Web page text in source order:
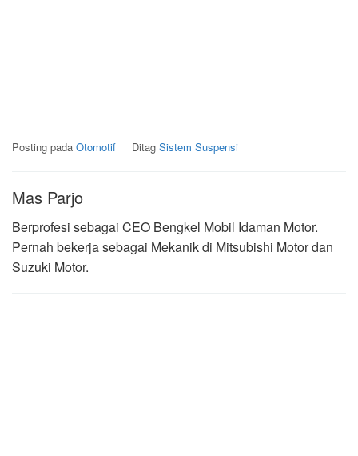
Posting pada Otomotif Ditag Sistem Suspensi
Mas Parjo
Berprofesi sebagai CEO Bengkel Mobil Idaman Motor.
Pernah bekerja sebagai Mekanik di Mitsubishi Motor dan
Suzuki Motor.